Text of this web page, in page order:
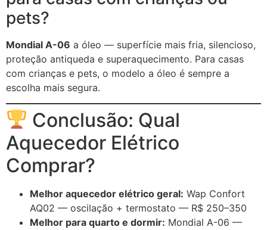
pets?
Mondial A-06 a óleo — superfície mais fria, silencioso,
proteção antiqueda e superaquecimento. Para casas
com crianças e pets, o modelo a óleo é sempre a
escolha mais segura.
Conclusão: Qual
Aquecedor Elétrico
Comprar?
Melhor aquecedor elétrico geral: Wap Confort
AQ02 — oscilação + termostato — R$ 250–350
Melhor para quarto e dormir: Mondial A-06 —